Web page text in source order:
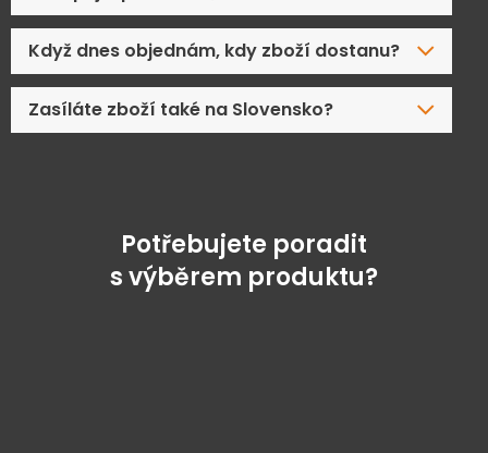
Když dnes objednám, kdy zboží dostanu?
Zasíláte zboží také na Slovensko?
Potřebujete poradit
s výběrem produktu?